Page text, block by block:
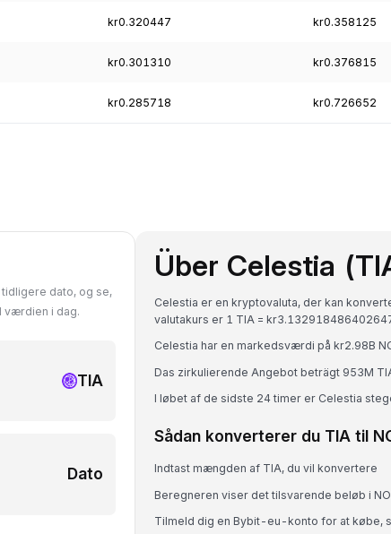
kr0.320447 kr0.358125
kr0.301310 kr0.376815
kr0.285718 kr0.726652
tidligere dato, og se,
værdien i dag.
TIA
Dato
Über Celestia
Celestia er en kryptovaluta, der kan
valutakurs er 1 TIA =
Celestia har en markedsværdi på kr2.98B
Das zirkulierende Angebot beträgt 953M
I løbet af de sidste 24 timer er Celestia
Sådan konverterer du TIA til
Indtast mængden af TIA, du vil konvertere
Beregneren viser det tilsvarende beløb i
Tilmeld dig en Bybit-eu-konto for at købe,